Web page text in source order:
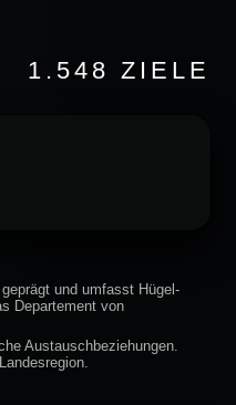
1.548 ZIELE
und umfasst Hügel-
Departement von
Austauschbeziehungen.